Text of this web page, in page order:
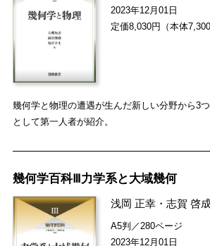
2023年12月01日
定価8,030円（本体7,300
幾何学と物理の遭遇が生んだ新しい分野から3
として第一人者が紹介。
幾何学百科Ⅲ力学系と大域幾何
浅岡 正幸 ・志賀 啓
A5判／280ページ
2023年12月01日